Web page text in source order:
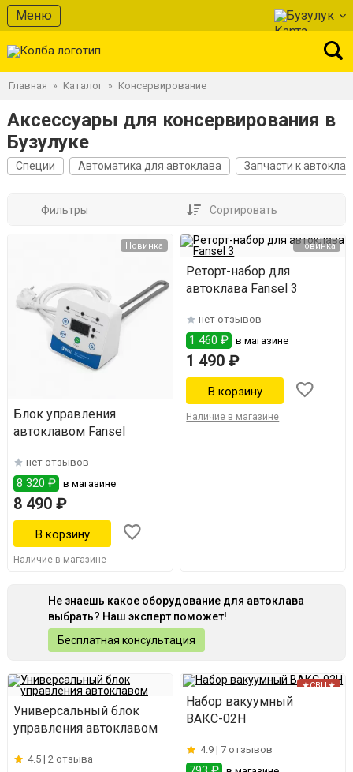
Меню Бузулук
Главная » Каталог » Консервирование
Аксессуары для консервирования в
Бузулуке
Специи Автоматика для автоклава Запчасти к
Фильтры Сортировать
Новинка
Блок управления
автоклавом Fansel
нет отзывов
8 320 ₽ в магазине
8 490 ₽
Наличие в магазине
Новинка
Реторт-набор для
автоклава Fansel 3
нет отзывов
1 460 ₽ в магазине
1 490 ₽
Наличие в магазине
Не знаешь какое оборудование для автоклава
выбрать? Наш эксперт поможет!
Бесплатная консультация
Универсальный блок
управления автоклавом
4.5 | 2 отзыва
★СВЦ★
Набор вакуумный
ВАКС-02Н
4.9 |7 отзывов